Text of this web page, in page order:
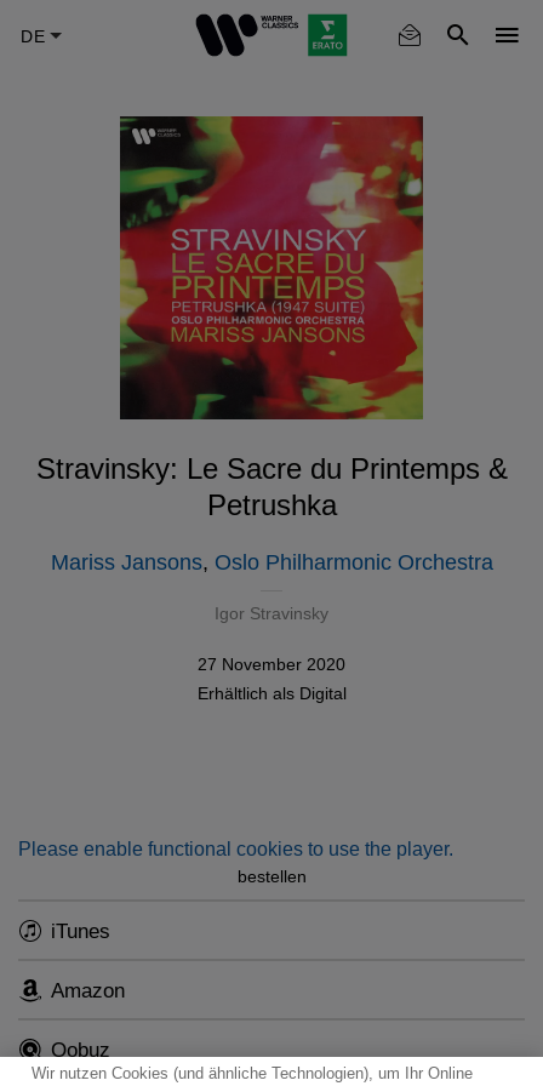
Stravinsky: Le Sacre du Printemps &
Petrushka
Mariss Jansons, Oslo Philharmonic Orchestra
Igor Stravinsky
27 November 2020
Erhältlich als Digital
Please enable functional cookies to use the player.
bestellen
iTunes
Amazon
Qobuz
Wir nutzen Cookies (und ähnliche Technologien), um Ihr Online